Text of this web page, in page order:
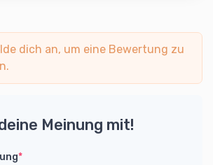
dich an, um eine Bewertung zu
Meinung mit!
*